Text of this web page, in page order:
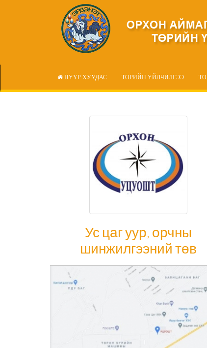
НҮҮР ХУУДАС ТӨРИЙН ҮЙЛЧИЛГЭЭ
Ус цаг уур, орчны
шинжилгээний төв
Ус цаг уур, орчны шинжилгээний төв